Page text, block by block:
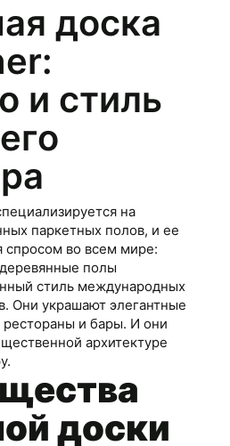
доска
и стиль
на
паркетных полов, и ее
спросом во всем мире:
полы
стиль международных
Они украшают элегантные
и бары. И они
архитектуре
доски